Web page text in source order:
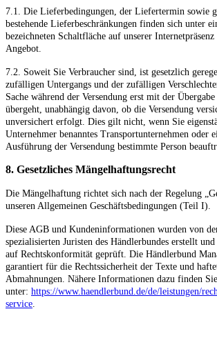
7.1. Die Lieferbedingungen, der Liefertermin sowie
bestehende Lieferbeschränkungen finden sich unter
bezeichneten Schaltfläche auf unserer
Angebot.
7.2. Soweit Sie Verbraucher sind, ist gesetzlich
zufälligen Untergangs und der zufälligen
Sache während der Versendung erst mit der
übergeht, unabhängig davon, ob die Versendung
unversichert erfolgt. Dies gilt nicht, wenn Sie
Unternehmer benanntes Transportunternehmen oder
Ausführung der Versendung bestimmte Person
8. Gesetzliches Mängelhaftungsrecht
Die Mängelhaftung richtet sich nach der Regelung
unseren Allgemeinen Geschäftsbedingungen (Teil I).
Diese AGB und Kundeninformationen wurden von
spezialisierten Juristen des Händlerbundes erstellt
auf Rechtskonformität geprüft. Die Händlerbund
garantiert für die Rechtssicherheit der Texte und
Abmahnungen. Nähere Informationen dazu finden Sie
unter: https://www.haendlerbund.de/de/leistungen/
service